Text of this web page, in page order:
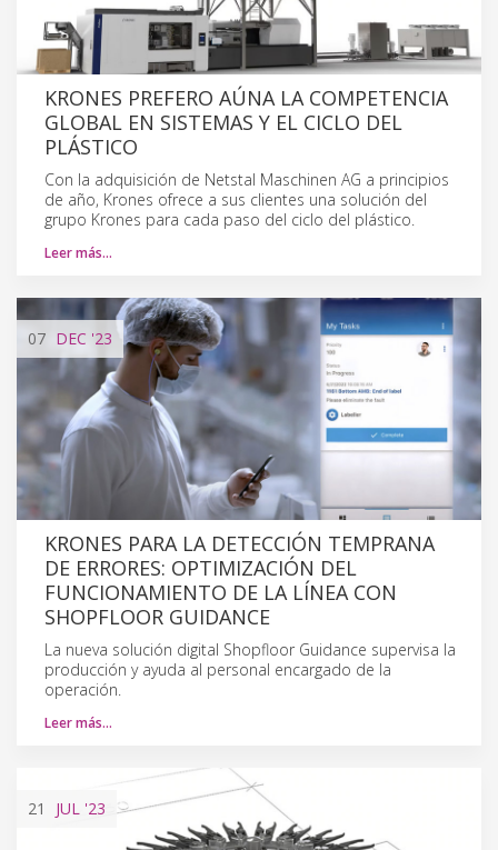
KRONES PREFERO AÚNA LA COMPETENCIA
GLOBAL EN SISTEMAS Y EL CICLO DEL
PLÁSTICO
Con la adquisición de Netstal Maschinen AG a principios
de año, Krones ofrece a sus clientes una solución del
grupo Krones para cada paso del ciclo del plástico.
Leer más…
07 DEC '23
KRONES PARA LA DETECCIÓN TEMPRANA
DE ERRORES: OPTIMIZACIÓN DEL
FUNCIONAMIENTO DE LA LÍNEA CON
SHOPFLOOR GUIDANCE
La nueva solución digital Shopfloor Guidance supervisa la
producción y ayuda al personal encargado de la
operación.
Leer más…
21 JUL '23